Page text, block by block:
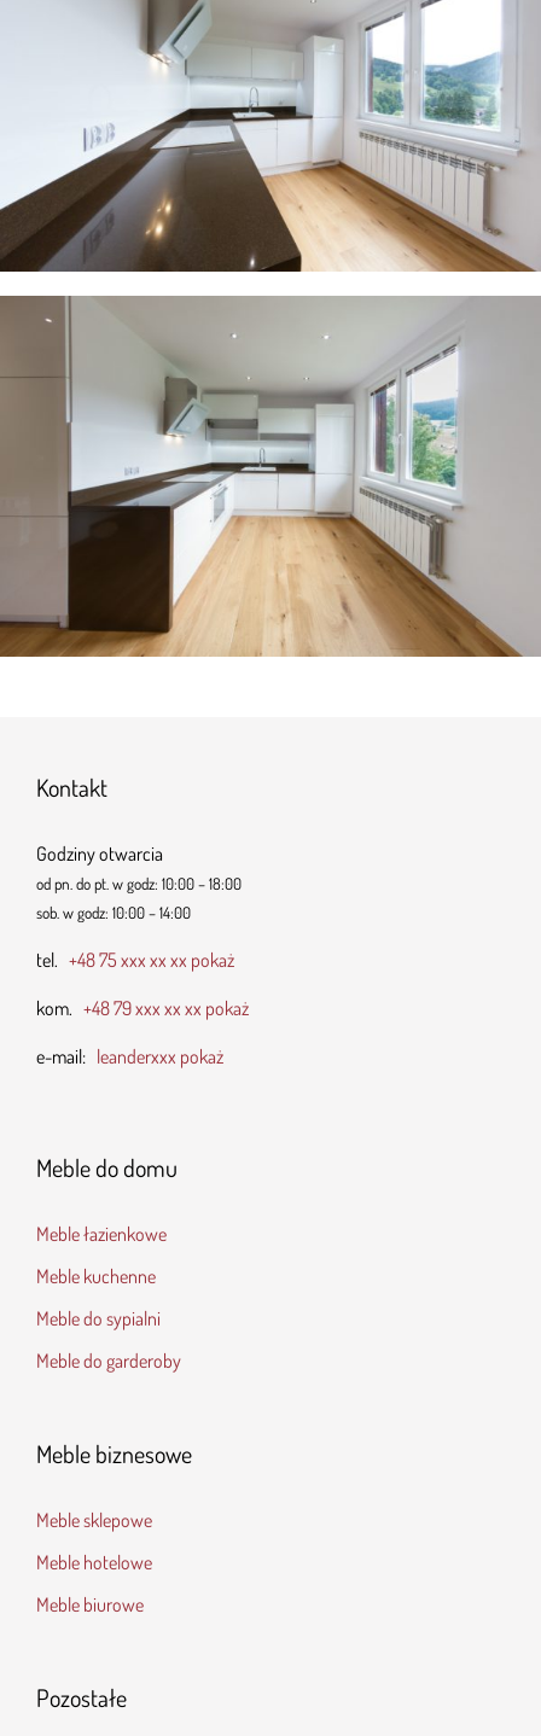
Kontakt
Godziny otwarcia
od pn. do pt. w godz: 10:00 – 18:00
sob. w godz: 10:00 – 14:00
tel. +48 75 xxx xx xx pokaż
kom. +48 79 xxx xx xx pokaż
e-mail: leanderxxx pokaż
Meble do domu
Meble łazienkowe
Meble kuchenne
Meble do sypialni
Meble do garderoby
Meble biznesowe
Meble sklepowe
Meble hotelowe
Meble biurowe
Pozostałe